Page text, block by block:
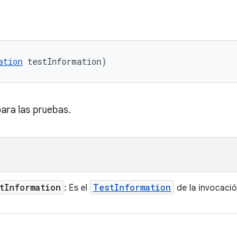
testInformation)
las pruebas.
Information : Es el TestInformation de la